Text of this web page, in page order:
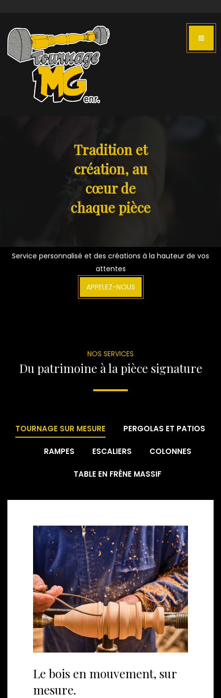
Tradition et
création, au
cœur de
chaque pièce
Service personnalisé et des créations à la hauteur de vos
attentes
APPELEZ-NOUS
NOS SERVICES
Du patrimoine à la pièce signature
TOURNAGE SUR MESURE PERGOLAS ET PATIOS
RAMPES ESCALIERS COLONNES
TABLE EN FRÊNE MASSIF
Le bois en mouvement, sur
mesure.